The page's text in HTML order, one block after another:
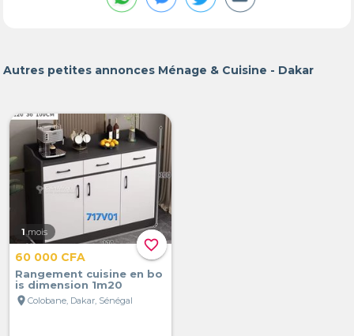
Autres petites annonces Ménage & Cuisine - Dakar
favorite_border
1 mois
60 000 CFA
Rangement cuisine en bo
is dimension 1m20
location_on Colobane, Dakar, Sénégal